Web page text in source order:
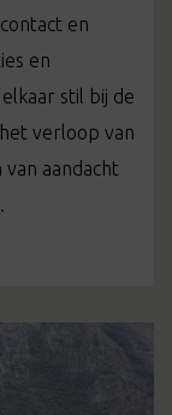
en
en
stil bij de
verloop van
aandacht